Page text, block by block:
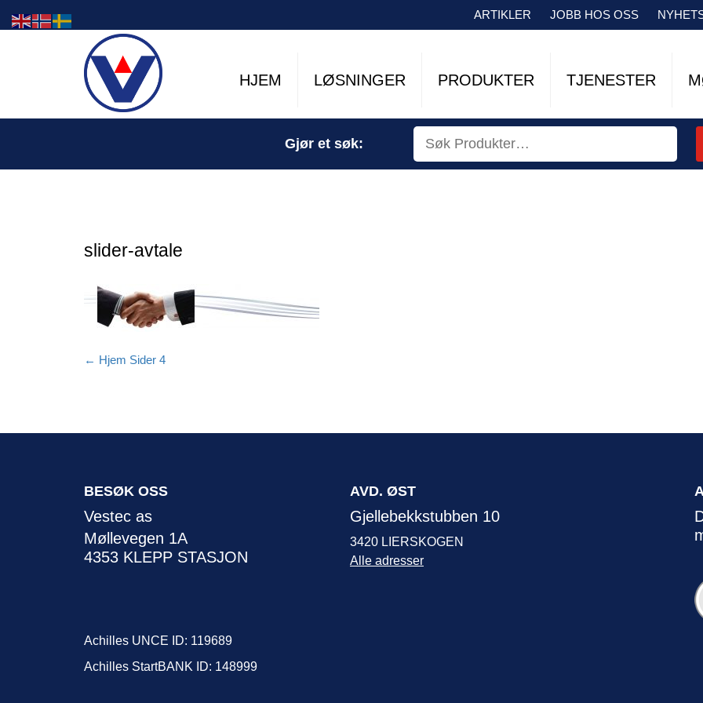
ARTIKLER JOBB HOS OSS
HJEM LØSNINGER PRODUKTER TJENESTER
Gjør et søk:
slider-avtale
← Hjem Sider 4
BESØK OSS
Vestec as
Møllevegen 1A
4353 KLEPP STASJON
AVD. ØST
Gjellebekkstubben 10
3420 LIERSKOGEN
Alle adresser
Achilles UNCE ID: 119689
Achilles StartBANK ID: 148999